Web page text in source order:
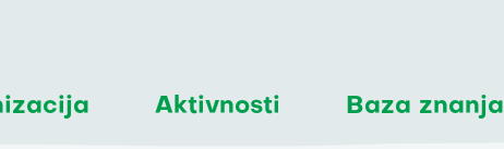
Aktivnosti Baza znanja